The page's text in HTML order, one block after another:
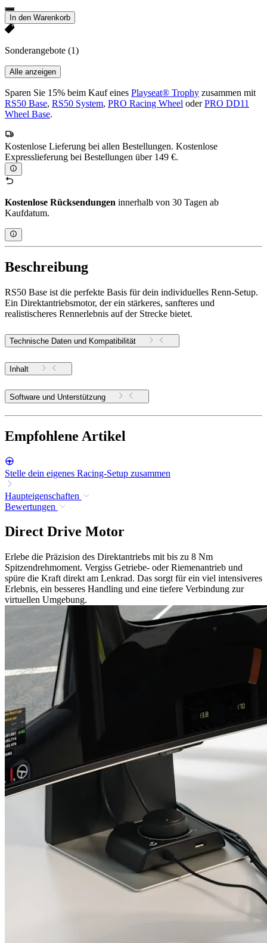
In den Warenkorb
Sonderangebote (1)
Alle anzeigen
Sparen Sie 15% beim Kauf eines Playseat® Trophy zusammen mit
RS50 Base, RS50 System, PRO Racing Wheel oderPRO DD11
Wheel Base.
Kostenlose Lieferung bei allen Bestellungen. Kostenlose
Expresslieferung bei Bestellungen über 149 €.
Kostenlose Rücksendungen innerhalb von 30 Tagen ab
Kaufdatum.
Beschreibung
RS50 Base ist die perfekte Basis für dein individuelles Renn-Setup.
Ein Direktantriebsmotor, der ein stärkeres, sanfteres und
realistischeres Rennerlebnis auf der Strecke bietet.
Technische Daten und Kompatibilität
Inhalt
Software und Unterstützung
Empfohlene Artikel
Stelle dein eigenes Racing-Setup zusammen
Haupteigenschaften
Bewertungen
Direct Drive Motor
Erlebe die Präzision des Direktantriebs mit bis zu 8 Nm
Spitzendrehmoment. Vergiss Getriebe- oder Riemenantrieb und
spüre die Kraft direkt am Lenkrad. Das sorgt für ein viel intensiveres
Erlebnis, ein besseres Handling und eine tiefere Verbindung zur
virtuellen Umgebung.